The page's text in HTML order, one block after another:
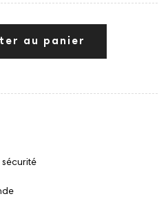
au panier
sécurité